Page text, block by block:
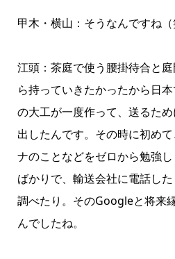
甲木・横山：そうなんですね（
江頭：茶庭で使う腰掛待合と
ら持っていきたかったから日
の大工が一度作って、送るた
出したんです。その時に初め
ナのことなどをゼロから勉強
ばかりで、輸送会社に電話し
調べたり。そのGoogleと将来
んでしたね。